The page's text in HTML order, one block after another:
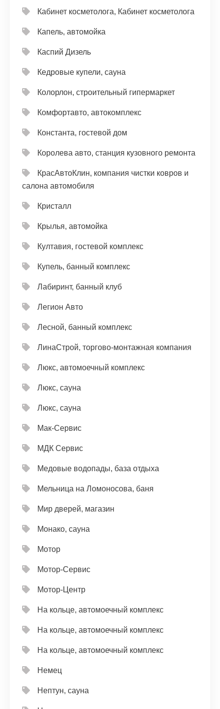
Кабинет косметолога, Кабинет косметолога
Капель, автомойка
Каспий Дизель
Кедровые купели, сауна
Колорлон, строительный гипермаркет
Комфортавто, автокомплекс
Константа, гостевой дом
Королева авто, станция кузовного ремонта
КрасАвтоКлин, компания чистки ковров и
салона автомобиля
Кристалл
Крылья, автомойка
Култавия, гостевой комплекс
Купель, банный комплекс
Лабиринт, банный клуб
Легион Авто
Лесной, банный комплекс
ЛинаСтрой, торгово-монтажная компания
Люкс, автомоечный комплекс
Люкс, сауна
Люкс, сауна
Мак-Сервис
МДК Сервис
Медовые водопады, база отдыха
Мельница на Ломоносова, баня
Мир дверей, магазин
Монако, сауна
Мотор
Мотор-Сервис
Мотор-Центр
На кольце, автомоечный комплекс
На кольце, автомоечный комплекс
На кольце, автомоечный комплекс
Немец
Нептун, сауна